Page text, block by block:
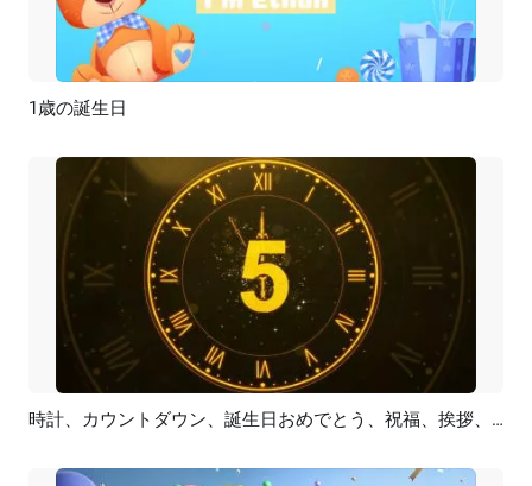
1歳の誕生日
プレビュー AI再生成 時計、カウントダウン、誕生日おめでとう、祝福、挨拶、コラージュ